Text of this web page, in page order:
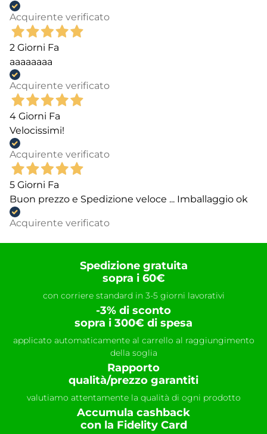
Acquirente verificato
2 Giorni Fa
aaaaaaaa
Acquirente verificato
4 Giorni Fa
Velocissimi!
Acquirente verificato
5 Giorni Fa
Buon prezzo e Spedizione veloce ... Imballaggio ok
Acquirente verificato
Spedizione gratuita
sopra i 60€
con corriere standard in 3-5 giorni lavorativi
-3% di sconto
sopra i 300€ di spesa
applicato automaticamente al carrello al raggiungimento
della soglia
Rapporto
qualità/prezzo garantiti
valutiamo attentamente la qualità di ogni prodotto
Accumula cashback
con la Fidelity Card